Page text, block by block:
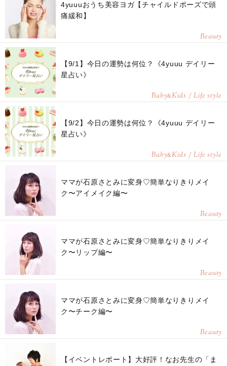
4yuuuおうち美容ヨガ【チャイルドポーズで頭
痛緩和】
Beauty
【9/1】今日の運勢は何位？《4yuuu デイリー
星占い》
Baby&Kids / Life style
【9/2】今日の運勢は何位？《4yuuu デイリー
星占い》
Baby&Kids / Life style
ママが石原さとみに変身♡簡単なりきりメイ
ク〜アイメイク編〜
Beauty
ママが石原さとみに変身♡簡単なりきりメイ
ク〜リップ編〜
Beauty
ママが石原さとみに変身♡簡単なりきりメイ
ク〜チーク編〜
Beauty
【イベントレポート】大好評！なお先生の「ま